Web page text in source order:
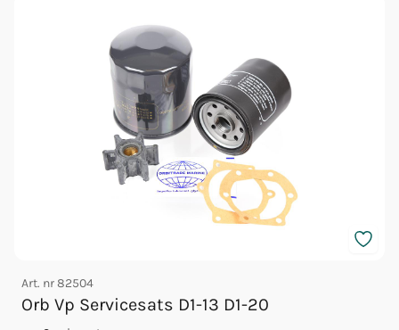
Art. nr82504
Orb Vp Servicesats D1-13 D1-20